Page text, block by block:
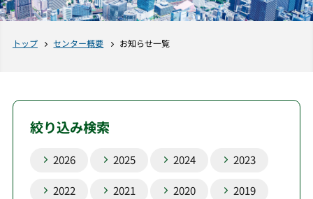
トップ センター概要 お知らせ一覧
絞り込み検索
2026 2025 2024 2023
2022 2021 2020 2019